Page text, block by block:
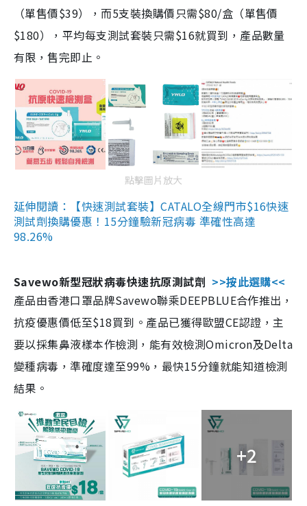
（單售價$39），而5支裝換購價只需$80/盒（單售價
$180），平均每支測試套裝只需$16就買到，產品數量
有限，售完即止。
點擊圖片放大
延伸閱讀：【快速測試套裝】CATALO全線門市$16快速
測試劑換購優惠！15分鐘驗新冠病毒 準確性高達
98.26%
Savewo新型冠狀病毒快速抗原測試劑 >>按此選購<<
產品由香港口罩品牌Savewo聯乘DEEPBLUE合作推出，
抗疫優惠價低至$18買到。產品已獲得歐盟CE認證，主
要以採集鼻液樣本作檢測，能有效檢測Omicron及Delta
變種病毒，準確度達至99%，最快15分鐘就能知道檢測
結果。
+2